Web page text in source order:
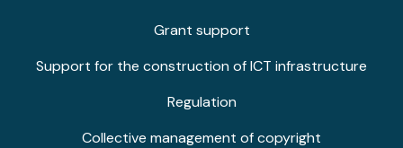
Grant support
Support for the construction of ICT infrastructure
Regulation
Collective management of copyright